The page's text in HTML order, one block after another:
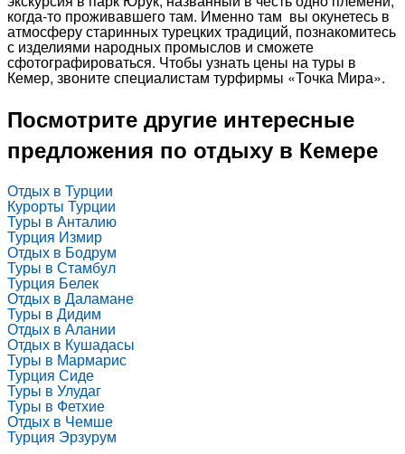
когда-то проживавшего там. Именно там вы окунетесь в
атмосферу старинных турецких традиций, познакомитесь
с изделиями народных промыслов и сможете
сфотографироваться. Чтобы узнать цены на туры в
Кемер, звоните специалистам турфирмы «Точка Мира».
Посмотрите другие интересные
предложения по отдыху в Кемере
Отдых в Турции
Курорты Турции
Туры в Анталию
Турция Измир
Отдых в Бодрум
Туры в Стамбул
Турция Белек
Отдых в Даламане
Туры в Дидим
Отдых в Алании
Отдых в Кушадасы
Туры в Мармарис
Турция Сиде
Туры в Улудаг
Туры в Фетхие
Отдых в Чемше
Турция Эрзурум